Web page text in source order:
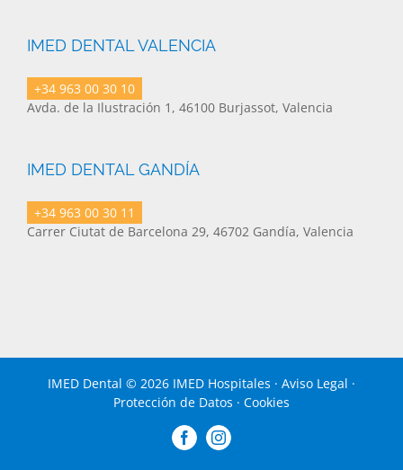
IMED DENTAL VALENCIA
+34 963 00 30 10
Avda. de la Ilustración 1, 46100 Burjassot, Valencia
IMED DENTAL GANDÍA
+34 963 00 30 11
Carrer Ciutat de Barcelona 29, 46702 Gandía, Valencia
IMED Dental © 2026 IMED Hospitales · Aviso Legal ·
Protección de Datos · Cookies
FacebookInstagram